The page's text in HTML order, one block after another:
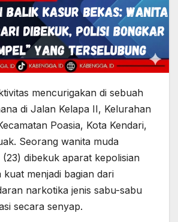
mencurigakan di sebuah
di Jalan Kelapa II, Kelurahan
Poasia, Kota Kendari,
Seorang wanita muda
dibekuk aparat kepolisian
kuat menjadi bagian dari
narkotika jenis sabu-sabu
secara senyap.